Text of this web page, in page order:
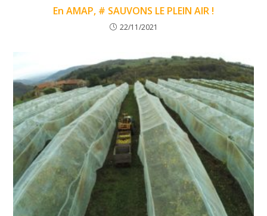
En AMAP, # SAUVONS LE PLEIN AIR !
22/11/2021